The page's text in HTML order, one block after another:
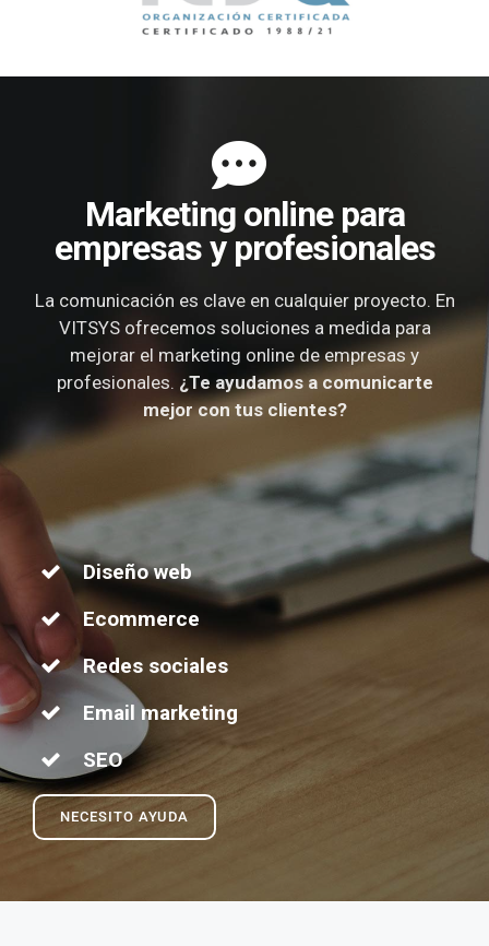
Marketing online para
empresas y profesionales
La comunicación es clave en cualquier proyecto. En
VITSYS ofrecemos soluciones a medida para
mejorar el marketing online de empresas y
profesionales. ¿Te ayudamos a comunicarte
mejor con tus clientes?
Diseño web
Ecommerce
Redes sociales
Email marketing
SEO
NECESITO AYUDA